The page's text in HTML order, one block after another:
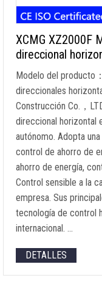
XCMG XZ2000F
direccional
Modelo del producto
direccionales
Construcción Co.，
direccional horizontal
autónomo. Adopta
control de ahorro de
ahorro de energía,
Control sensible a la
empresa. Sus
tecnología de control
internacional. …
DETALLES